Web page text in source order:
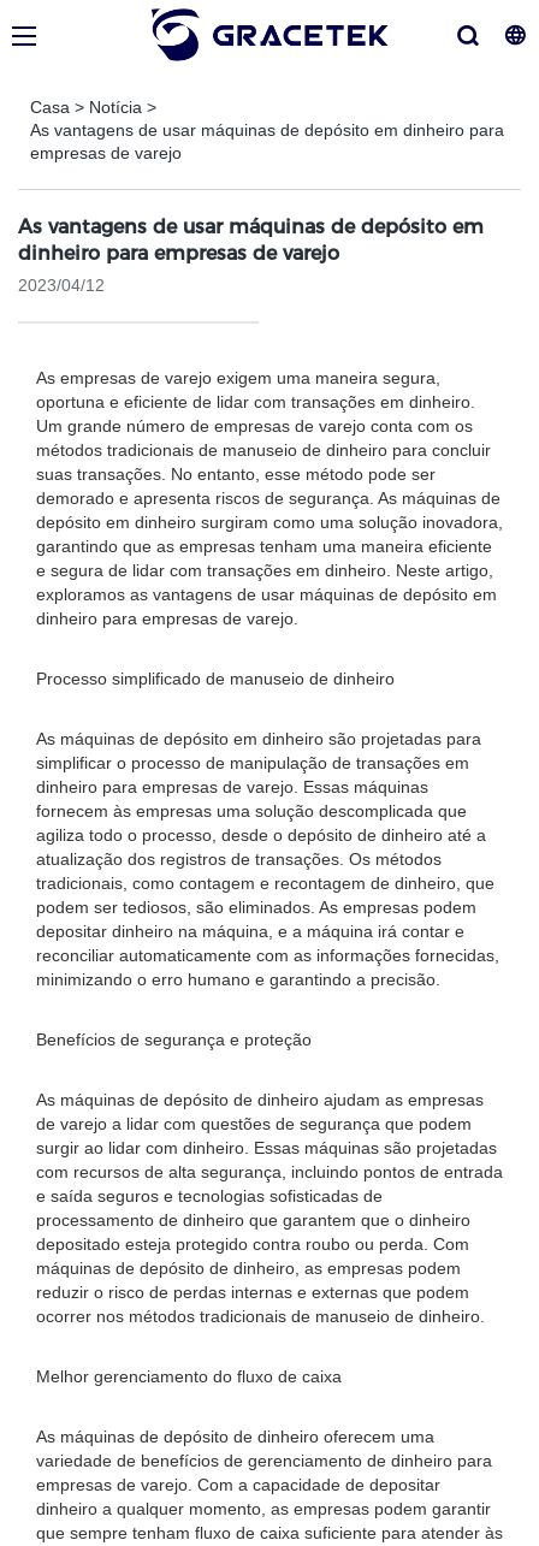
Casa > Notícia >
As vantagens de usar máquinas de depósito em dinheiro para
empresas de varejo
As vantagens de usar máquinas de depósito em
dinheiro para empresas de varejo
2023/04/12
As empresas de varejo exigem uma maneira segura,
oportuna e eficiente de lidar com transações em dinheiro.
Um grande número de empresas de varejo conta com os
métodos tradicionais de manuseio de dinheiro para concluir
suas transações. No entanto, esse método pode ser
demorado e apresenta riscos de segurança. As máquinas de
depósito em dinheiro surgiram como uma solução inovadora,
garantindo que as empresas tenham uma maneira eficiente
e segura de lidar com transações em dinheiro. Neste artigo,
exploramos as vantagens de usar máquinas de depósito em
dinheiro para empresas de varejo.
Processo simplificado de manuseio de dinheiro
As máquinas de depósito em dinheiro são projetadas para
simplificar o processo de manipulação de transações em
dinheiro para empresas de varejo. Essas máquinas
fornecem às empresas uma solução descomplicada que
agiliza todo o processo, desde o depósito de dinheiro até a
atualização dos registros de transações. Os métodos
tradicionais, como contagem e recontagem de dinheiro, que
podem ser tediosos, são eliminados. As empresas podem
depositar dinheiro na máquina, e a máquina irá contar e
reconciliar automaticamente com as informações fornecidas,
minimizando o erro humano e garantindo a precisão.
Benefícios de segurança e proteção
As máquinas de depósito de dinheiro ajudam as empresas
de varejo a lidar com questões de segurança que podem
surgir ao lidar com dinheiro. Essas máquinas são projetadas
com recursos de alta segurança, incluindo pontos de entrada
e saída seguros e tecnologias sofisticadas de
processamento de dinheiro que garantem que o dinheiro
depositado esteja protegido contra roubo ou perda. Com
máquinas de depósito de dinheiro, as empresas podem
reduzir o risco de perdas internas e externas que podem
ocorrer nos métodos tradicionais de manuseio de dinheiro.
Melhor gerenciamento do fluxo de caixa
As máquinas de depósito de dinheiro oferecem uma
variedade de benefícios de gerenciamento de dinheiro para
empresas de varejo. Com a capacidade de depositar
dinheiro a qualquer momento, as empresas podem garantir
que sempre tenham fluxo de caixa suficiente para atender às